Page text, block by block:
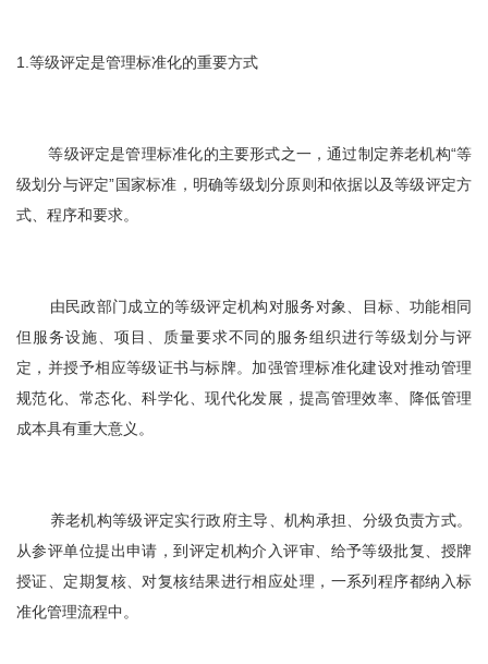
1.等级评定是管理标准化的重要方式
等级评定是管理标准化的主要形式之一，通过制定养老机构“等
级划分与评定”国家标准，明确等级划分原则和依据以及等级评定方
式、程序和要求。
由民政部门成立的等级评定机构对服务对象、目标、功能相同
但服务设施、项目、质量要求不同的服务组织进行等级划分与评
定，并授予相应等级证书与标牌。加强管理标准化建设对推动管理
规范化、常态化、科学化、现代化发展，提高管理效率、降低管理
成本具有重大意义。
养老机构等级评定实行政府主导、机构承担、分级负责方式。
从参评单位提出申请，到评定机构介入评审、给予等级批复、授牌
授证、定期复核、对复核结果进行相应处理，一系列程序都纳入标
准化管理流程中。